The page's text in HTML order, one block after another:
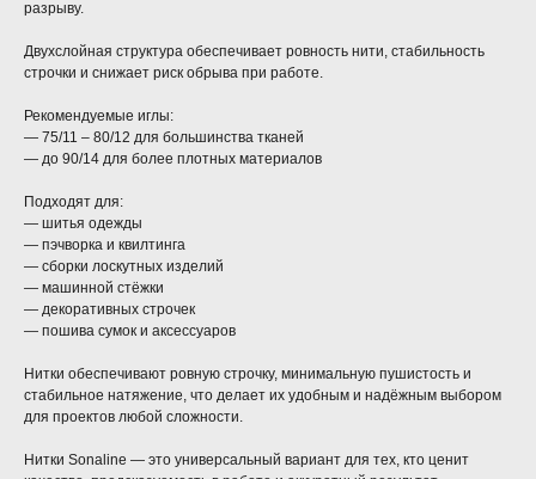
разрыву.
Двухслойная структура обеспечивает ровность нити, стабильность
строчки и снижает риск обрыва при работе.
Рекомендуемые иглы:
— 75/11 – 80/12 для большинства тканей
— до 90/14 для более плотных материалов
Подходят для:
— шитья одежды
— пэчворка и квилтинга
— сборки лоскутных изделий
— машинной стёжки
— декоративных строчек
— пошива сумок и аксессуаров
Нитки обеспечивают ровную строчку, минимальную пушистость и
стабильное натяжение, что делает их удобным и надёжным выбором
для проектов любой сложности.
Нитки Sonaline — это универсальный вариант для тех, кто ценит